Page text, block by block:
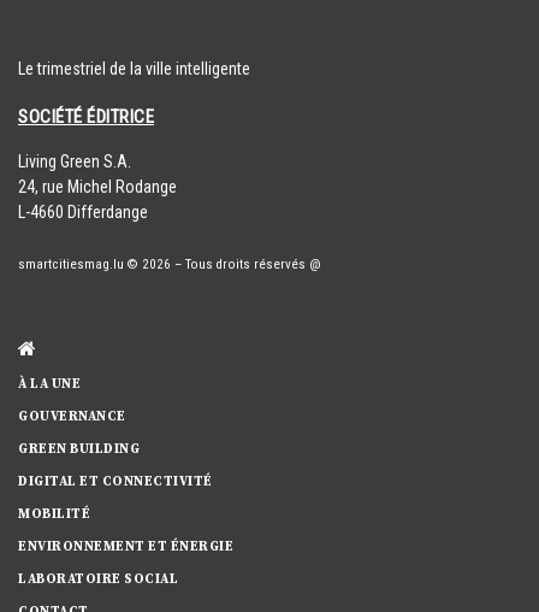
Le trimestriel de la ville intelligente
SOCIÉTÉ ÉDITRICE
​Living Green S.A.
24, rue Michel Rodange
L-4660 Differdange
smartcitiesmag.lu © 2026 – Tous droits réservés @
À LA UNE
GOUVERNANCE
GREEN BUILDING
DIGITAL ET CONNECTIVITÉ
MOBILITÉ
ENVIRONNEMENT ET ÉNERGIE
LABORATOIRE SOCIAL